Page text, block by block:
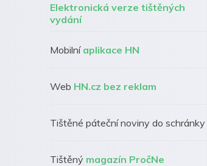
Elektronická verze tištěných
vydání
Mobilní aplikace HN
Web HN.cz bez reklam
Tištěné páteční noviny do schránky
Tištěný magazín PročNe